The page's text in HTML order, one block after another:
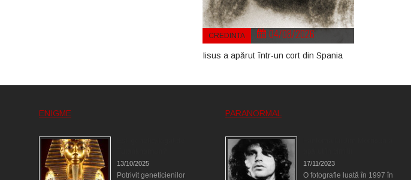
CREDINTA 04/08/2026
Iisus a apărut într-un cort din Spania
ENIGME
13/10/2025
Potrivit geneticienilor
PARANORMAL
17/11/2023
O fotografie luată în 1997 în